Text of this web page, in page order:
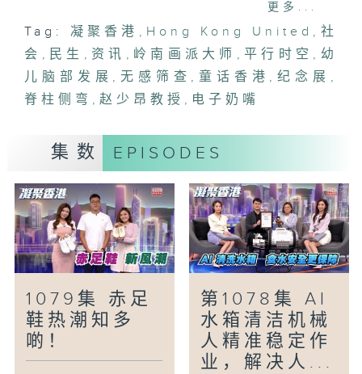
「脊柱侧弯．治疗靠金骨棒」
「脊柱侧弯」影响儿童青少年健康，有大学
团队首创「无感筛查」骨骼健康系统及生长
棒，检测及治疗脊柱侧弯，又避免干扰身高
「赵少昂诞辰120周年纪念展」
2025年，适值岭南画派大师赵少昂教授诞
辰120周年，香港文化博物馆举办《岭南风
范：赵少昂诞辰一百二十周年纪念展》，展
出大师上世纪30至90年代的作品。一起走
进大师的展览，回顾他的艺术足迹。
「童话香港-平行时空」
地球划分为24个时区，小朋友有想过当他
们在香港上学时，地球另一边的人在做什么
吗？他们会幻想可随意穿越不同时区吗？
更多...
Tag: 凝聚香港 , Hong Kong United , 社
会 , 民生 , 资讯 , 岭南画派大师 , 平行时空 , 幼
儿脑部发展 , 无感筛查 , 童话香港 , 纪念展 ,
脊柱侧弯 ,赵少昂教授 , 电子奶嘴
集数 EPISODES
1079集 赤足
鞋热潮知多
啲！
第1078集 AI
水箱清洁机械
人精准稳定作
业，解决人...